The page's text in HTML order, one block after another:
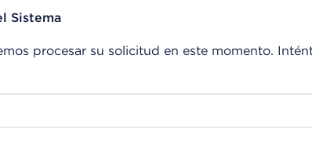
Sistema
procesar su solicitud en este momento.